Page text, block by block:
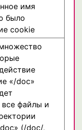
имя
было
cookie
«/doc»
все файлы и
(/doc/,